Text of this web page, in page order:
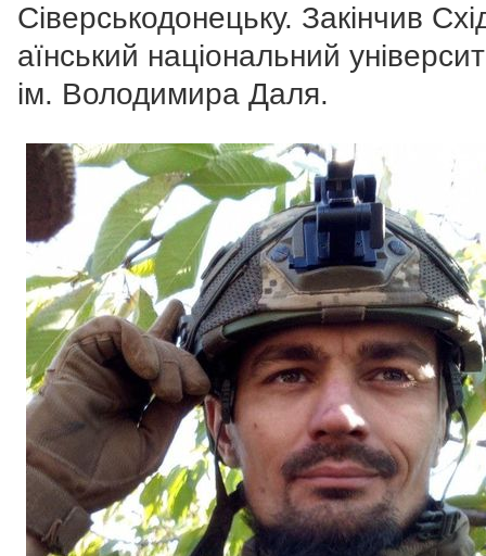
Сіверськодонецьку. Закінчив
аїнський національний
ім. Володимира Даля.